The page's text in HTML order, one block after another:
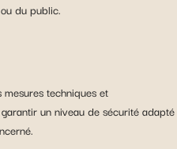
du public.
techniques et
un niveau de sécurité adapté